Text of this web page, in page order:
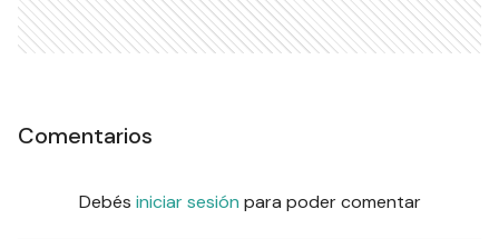
Comentarios
Debés iniciar sesión para poder comentar